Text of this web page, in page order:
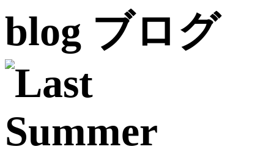
blog ブログ